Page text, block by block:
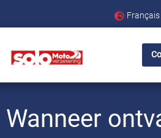
Français
Wanneer